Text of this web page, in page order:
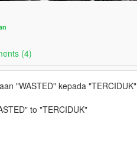
(4)
"WASTED" kepada "TERCIDUK"
to "TERCIDUK"